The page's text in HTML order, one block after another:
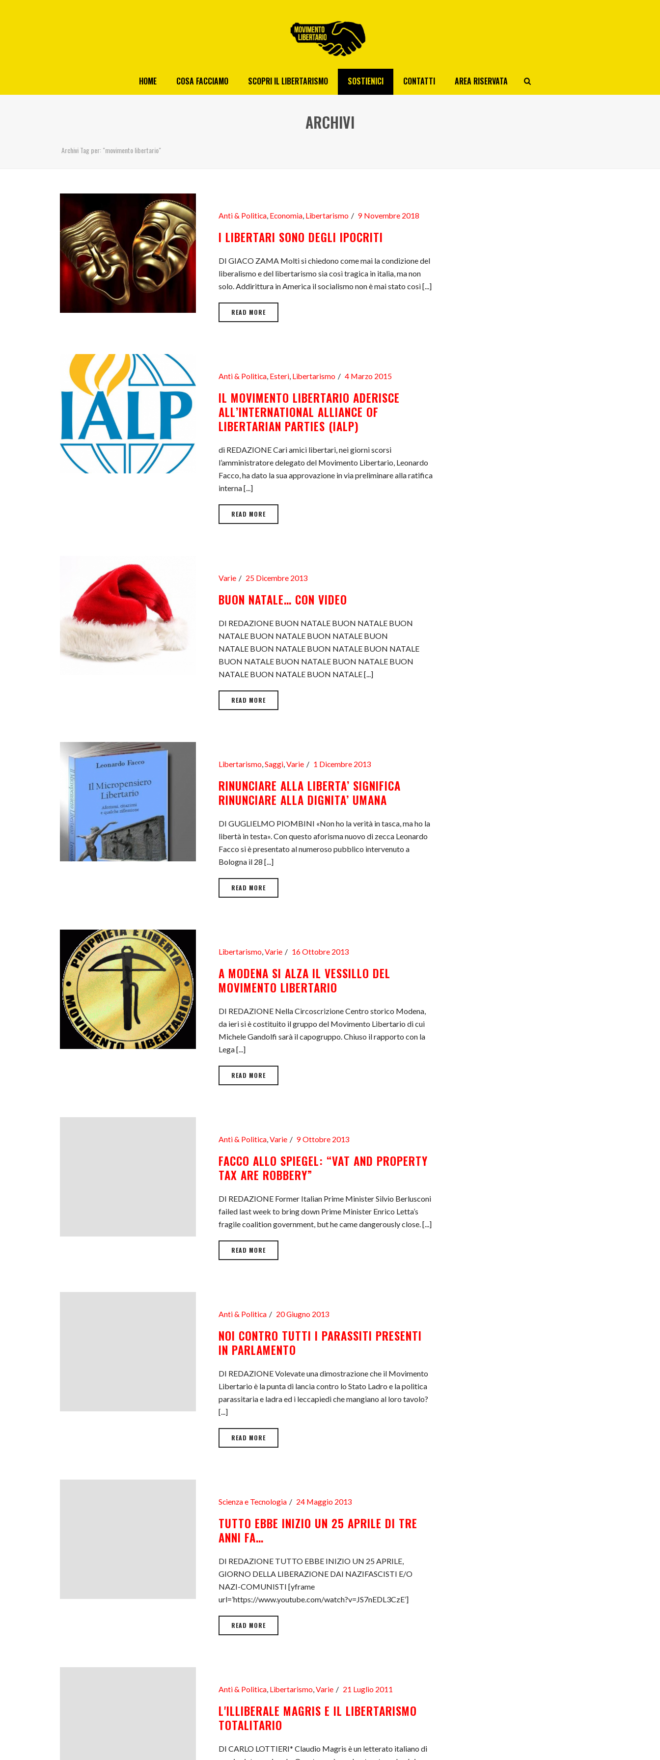
HOME COSA FACCIAMO SCOPRI IL LIBERTARISMO SOSTIENICI CONTATTI AREA RISERVATA
ARCHIVI
Archivi Tag per: "movimento libertario"
Anti & Politica, Economia, Libertarismo 9 Novembre 2018
I LIBERTARI SONO DEGLI IPOCRITI
DI GIACO ZAMA Molti si chiedono come mai la condizione del
liberalismo e del libertarismo sia così tragica in italia, ma non
solo. Addirittura in America il socialismo non è mai stato così [...]
READ MORE
Anti & Politica, Esteri, Libertarismo 4 Marzo 2015
IL MOVIMENTO LIBERTARIO ADERISCE
ALL’INTERNATIONAL ALLIANCE OF
LIBERTARIAN PARTIES (IALP)
di REDAZIONE Cari amici libertari, nei giorni scorsi
l’amministratore delegato del Movimento Libertario, Leonardo
Facco, ha dato la sua approvazione in via preliminare alla ratifica
interna [...]
READ MORE
Varie 25 Dicembre 2013
BUON NATALE… CON VIDEO
DI REDAZIONE BUON NATALE BUON NATALE BUON
NATALE BUON NATALE BUON NATALE BUON
NATALE BUON NATALE BUON NATALE BUON NATALE
BUON NATALE BUON NATALE BUON NATALE BUON
NATALE BUON NATALE BUON NATALE [...]
READ MORE
Libertarismo,Saggi,Varie 1 Dicembre 2013
RINUNCIARE ALLA LIBERTA’ SIGNIFICA
RINUNCIARE ALLA DIGNITA’ UMANA
DI GUGLIELMO PIOMBINI «Non ho la verità in tasca, ma ho la
libertà in testa». Con questo aforisma nuovo di zecca Leonardo
Facco si è presentato al numeroso pubblico intervenuto a
Bologna il 28 [...]
READ MORE
Libertarismo,Varie 16 Ottobre 2013
A MODENA SI ALZA IL VESSILLO DEL
MOVIMENTO LIBERTARIO
DI REDAZIONE Nella Circoscrizione Centro storico Modena,
da ieri si è costituito il gruppo del Movimento Libertario di cui
Michele Gandolfi sarà il capogruppo. Chiuso il rapporto con la
Lega [...]
READ MORE
Anti & Politica,Varie 9 Ottobre 2013
FACCO ALLO SPIEGEL: “VAT AND PROPERTY
TAX ARE ROBBERY”
DI REDAZIONE Former Italian Prime Minister Silvio Berlusconi
failed last week to bring down Prime Minister Enrico Letta’s
fragile coalition government, but he came dangerously close. [...]
READ MORE
Anti & Politica 20 Giugno 2013
NOI CONTRO TUTTI I PARASSITI PRESENTI
IN PARLAMENTO
DI REDAZIONE Volevate una dimostrazione che il Movimento
Libertario è la punta di lancia contro lo Stato Ladro e la politica
parassitaria e ladra ed i leccapiedi che mangiano al loro tavolo?
[...]
READ MORE
Scienza e Tecnologia 24 Maggio 2013
TUTTO EBBE INIZIO UN 25 APRILE DI TRE
ANNI FA…
DI REDAZIONE TUTTO EBBE INIZIO UN 25 APRILE,
GIORNO DELLA LIBERAZIONE DAI NAZIFASCISTI E/O
NAZI-COMUNISTI [yframe
url=’https://www.youtube.com/watch?v=JS7nEDL3CzE’]
READ MORE
Anti & Politica, Libertarismo,Varie 21 Luglio 2011
L'ILLIBERALE MAGRIS E IL LIBERTARISMO
TOTALITARIO
DI CARLO LOTTIERI* Claudio Magris è un letterato italiano di